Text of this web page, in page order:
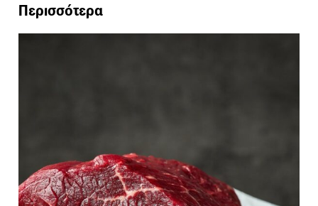
Περισσότερα